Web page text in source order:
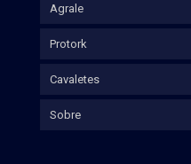
Agrale
Protork
Cavaletes
Sobre